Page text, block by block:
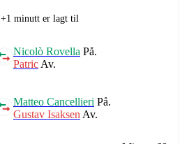
+1 minutt er lagt til
Nicolò Rovella På.
Patric Av.
Matteo Cancellieri På.
Gustav Isaksen Av.